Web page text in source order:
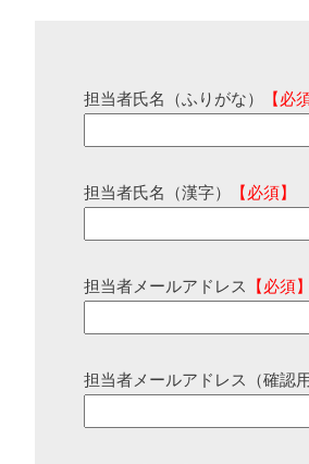
担当者氏名（ふりがな） 【必
担当者氏名（漢字） 【必須】
担当者メールアドレス 【必須】
担当者メールアドレス（確認用